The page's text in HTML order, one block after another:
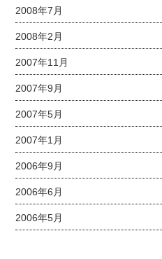
2008年7月
2008年2月
2007年11月
2007年9月
2007年5月
2007年1月
2006年9月
2006年6月
2006年5月